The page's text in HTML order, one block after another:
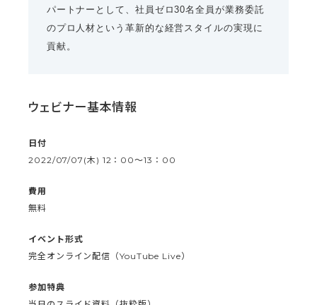
パートナーとして、社員ゼロ30名全員が業務委託
のプロ人材という革新的な経営スタイルの実現に
貢献。
ウェビナー基本情報
日付
2022/07/07(木) 12：00〜13：00
費用
無料
イベント形式
完全オンライン配信（YouTube Live）
参加特典